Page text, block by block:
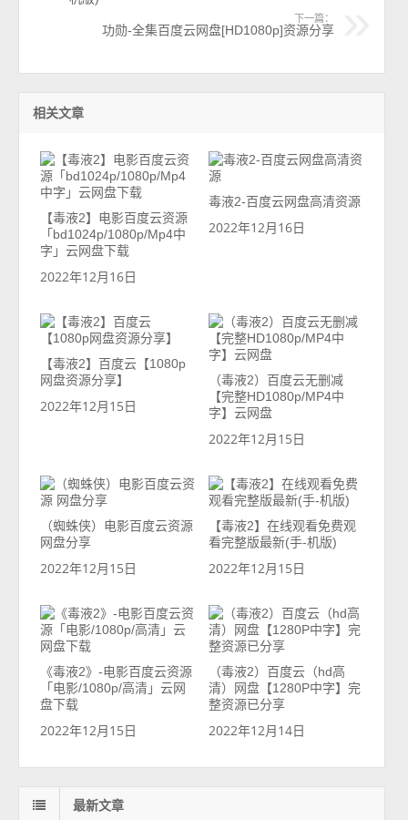
下一篇：
功勋-全集百度云网盘[HD1080p]资源分享
相关文章
【毒液2】电影百度云资源
「bd1024p/1080p/Mp4中
字」云网盘下载
2022年12月16日
毒液2-百度云网盘高清资源
2022年12月16日
【毒液2】百度云【1080p
网盘资源分享】
2022年12月15日
（毒液2）百度云无删减
【完整HD1080p/MP4中
字】云网盘
2022年12月15日
（蜘蛛侠）电影百度云资源
网盘分享
2022年12月15日
【毒液2】在线观看免费观
看完整版最新(手-机版)
2022年12月15日
《毒液2》-电影百度云资源
「电影/1080p/高清」云网
盘下载
2022年12月15日
（毒液2）百度云（hd高
清）网盘【1280P中字】完
整资源已分享
2022年12月14日
最新文章